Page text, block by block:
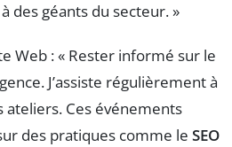
des géants du secteur. »
Web : « Rester informé sur le
J’assiste régulièrement à
ateliers. Ces événements
des pratiques comme le SEO